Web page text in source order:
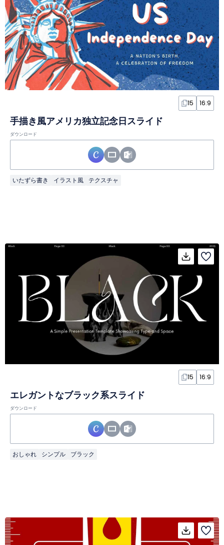
15 16:9
手描き風アメリカ独立記念日スライド
ダウンロード
いたずら書き イラスト風 テクスチャ
15 16:9
エレガントなブラック系スライド
ダウンロード
おしゃれ シンプル ブラック